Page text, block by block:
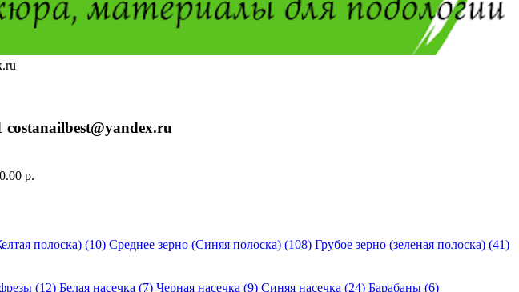
р.
полоска) (10) Среднее зерно (Синяя полоска) (108) Грубое зерно (зеленая полоска) (41)
(12) Белая насечка (7) Черная насечка (9) Синяя насечка (24) Барабаны (6)